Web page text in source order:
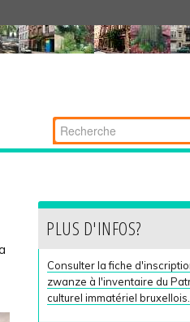
Chercher par
Recherche
PLUS D'INFOS?
Consulter la fiche
zwanze à l'inventaire du
culturel immatériel bruxellois.